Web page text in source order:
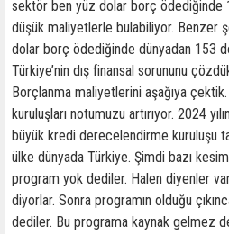
sektör ben yüz dolar borç ödediğinde
düşük maliyetlerle bulabiliyor. Benzer
dolar borç ödediğinde dünyadan 153
Türkiye’nin dış finansal sorununu
Borçlanma maliyetlerini aşağıya
kuruluşları notumuzu artırıyor. 2024
büyük kredi derecelendirme kuruluşu
ülke dünyada Türkiye. Şimdi bazı
program yok dediler. Halen diyenler
diyorlar. Sonra programın olduğu
dediler. Bu programa kaynak gelmez